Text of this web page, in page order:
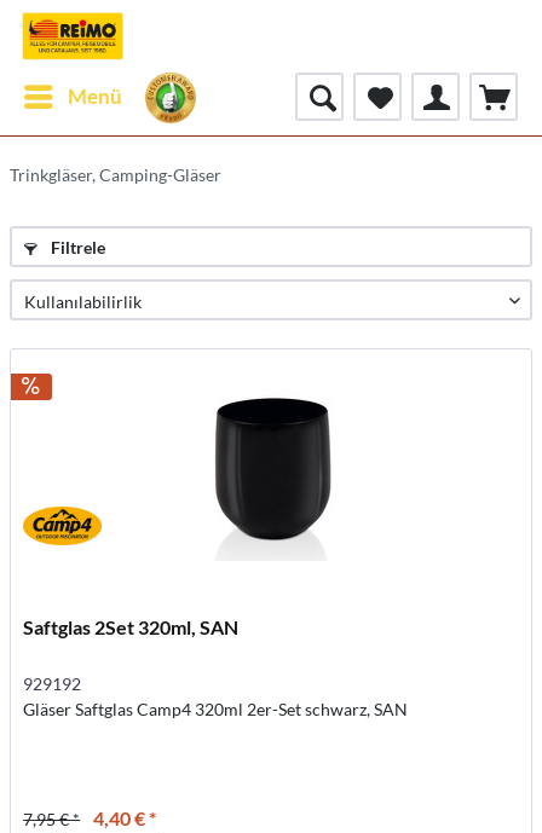
Menü
Trinkgläser, Camping-Gläser
Filtrele
Saftglas 2Set 320ml, SAN
929192
Gläser Saftglas Camp4 320ml 2er-Set schwarz, SAN
7,95 € * 4,40 € *